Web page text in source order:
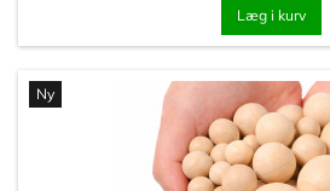
Læg i kurv
Ny